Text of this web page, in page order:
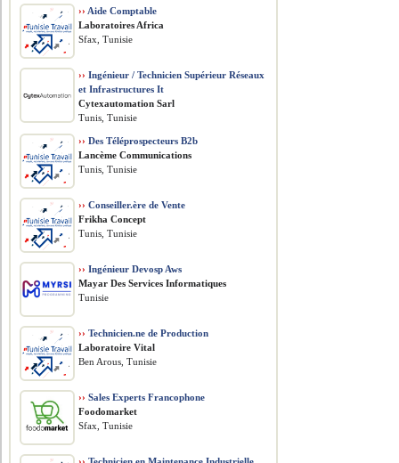
›› Aide Comptable
Laboratoires Africa
Sfax, Tunisie
›› Ingénieur / Technicien Supérieur Réseaux
et Infrastructures It
Cytexautomation Sarl
Tunis, Tunisie
›› Des Téléprospecteurs B2b
Lancème Communications
Tunis, Tunisie
›› Conseiller.ère de Vente
Frikha Concept
Tunis, Tunisie
›› Ingénieur Devosp Aws
Mayar Des Services Informatiques
Tunisie
›› Technicien.ne de Production
Laboratoire Vital
Ben Arous, Tunisie
›› Sales Experts Francophone
Foodomarket
Sfax, Tunisie